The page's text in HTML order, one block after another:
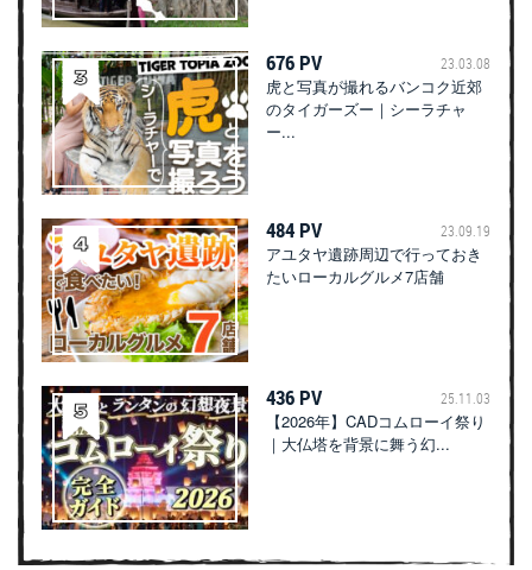
676 PV 23.03.08
虎と写真が撮れるバンコク近郊
のタイガーズー｜シーラチャ
ー...
484 PV 23.09.19
アユタヤ遺跡周辺で行っておき
たいローカルグルメ7店舗
436 PV 25.11.03
【2026年】CADコムローイ祭り
｜大仏塔を背景に舞う幻...